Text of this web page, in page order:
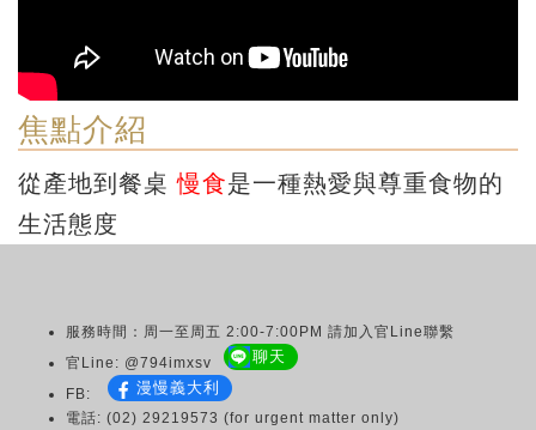
焦點介紹
從產地到餐桌慢食是一種熱愛與尊重食物的
生活態度
服務時間：周一至周五 2:00-7:00PM 請加入官Line聯繫
官Line: @794imxsv
聊天
FB: 漫慢義大利
電話: (02) 29219573 (for urgent matter only)